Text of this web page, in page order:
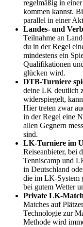
regelmäßig in
kommen kannst.
parallel in einer
Landes- und
Teilnahme an
du in der Regel
mindestens ein
Qualifikationen
glücken wird.
DTB-Turniere
deine LK deutlich
widerspiegelt,
Hier treten zwar
in der Regel eine
allen Gegnern
sind.
LK-Turniere im
Reiseanbieter, bei
Tenniscamp und
in Deutschland
die im LK-System
bei gutem Wetter
Private LK-
Matches auf
Technologie zur
Methode wird